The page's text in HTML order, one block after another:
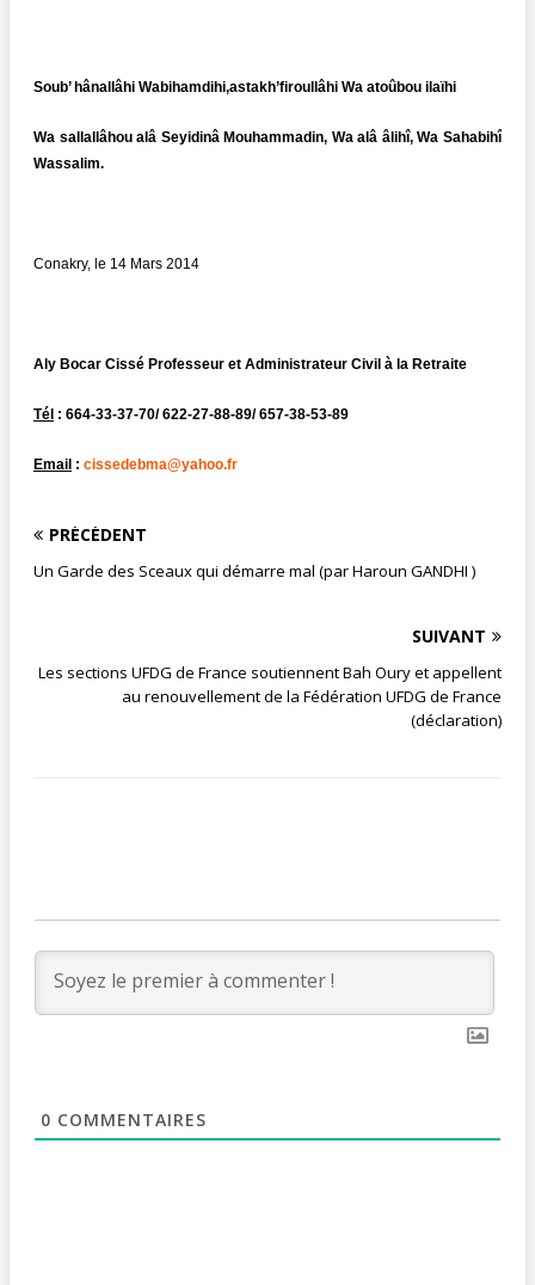
Soub’ hânallâhi Wabihamdihi,astakh’firoullâhi Wa atoûbou ilaïhi
Wa sallallâhou alâ Seyidinâ Mouhammadin, Wa alâ âlihî, Wa Sahabihî
Wassalim.
Conakry, le 14 Mars 2014
Aly Bocar Cissé Professeur et Administrateur Civil à la Retraite
Tél : 664-33-37-70/ 622-27-88-89/ 657-38-53-89
Email : cissedebma@yahoo.fr
PRÉCÉDENT
Un Garde des Sceaux qui démarre mal (par Haroun GANDHI )
SUIVANT
Les sections UFDG de France soutiennent Bah Oury et appellent
au renouvellement de la Fédération UFDG de France
(déclaration)
0 COMMENTAIRES